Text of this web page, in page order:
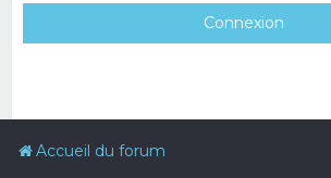
Accueil du forum